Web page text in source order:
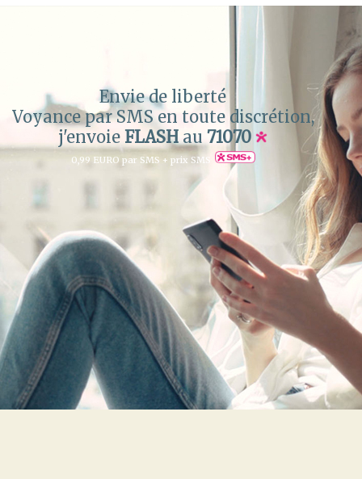
Envie de liberté
Voyance par SMS en toute discrétion,
j'envoie FLASH au71070
0,99 EURO par SMS + prix SMS